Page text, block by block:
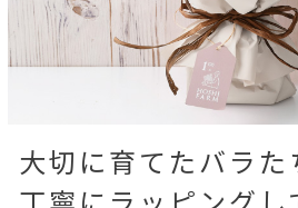
大切に育てたバラた